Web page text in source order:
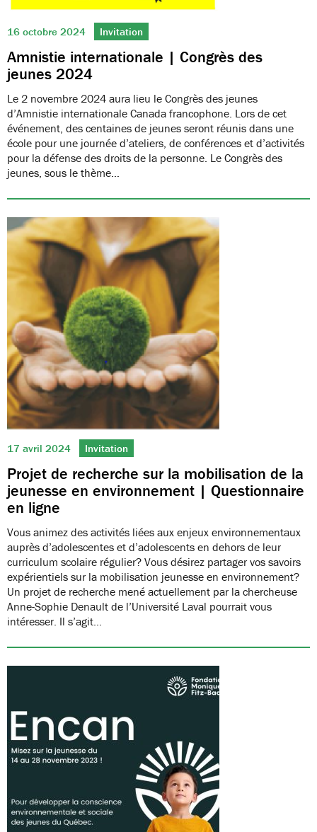
16 octobre 2024 Invitation
Amnistie internationale | Congrès des
jeunes 2024
Le 2 novembre 2024 aura lieu le Congrès des jeunes
d’Amnistie internationale Canada francophone. Lors de cet
événement, des centaines de jeunes seront réunis dans une
école pour une journée d’ateliers, de conférences et d’activités
pour la défense des droits de la personne. Le Congrès des
jeunes, sous le thème…
17 avril 2024 Invitation
Projet de recherche sur la mobilisation de la
jeunesse en environnement | Questionnaire
en ligne
Vous animez des activités liées aux enjeux environnementaux
auprès d’adolescentes et d’adolescents en dehors de leur
curriculum scolaire régulier? Vous désirez partager vos savoirs
expérientiels sur la mobilisation jeunesse en environnement?
Un projet de recherche mené actuellement par la chercheuse
Anne-Sophie Denault de l’Université Laval pourrait vous
intéresser. Il s’agit…